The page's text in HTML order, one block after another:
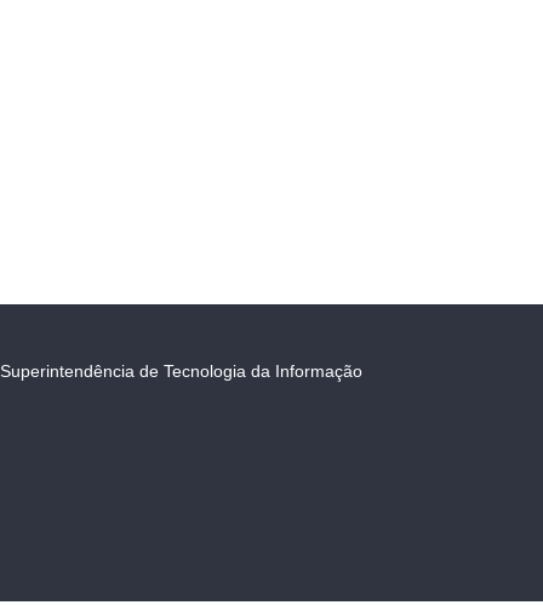
Superintendência de Tecnologia da Informação